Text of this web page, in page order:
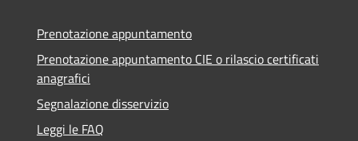
Prenotazione appuntamento
Prenotazione appuntamento CIE o rilascio certificati
anagrafici
Segnalazione disservizio
Leggi le FAQ